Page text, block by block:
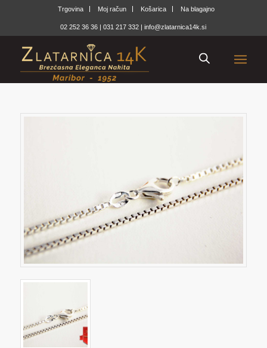
Trgovina Moj račun Košarica Na blagajno
02 252 36 36 |031 217 332 |info@zlatarnica14k.si